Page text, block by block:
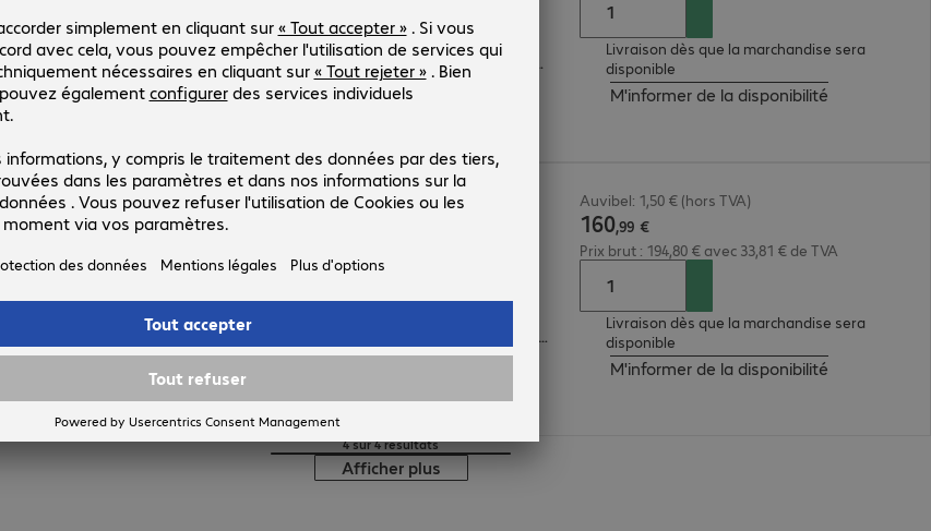
Capacité 128 Go
Connexions:1 x USB 3.2 type A
Fonctions de sécurité:
protection par mot de passe, chiffrement AES sur 256 bits
Vitesse de lecture (jusqu'à) 260 Mo/s
Livraison dès que la marchandise sera
disponible
M'informer de la disponibilité
Clé USB 32 Go Kingston IronKey D500S
Réf. produit : Réf. constructeur :
Version
Europe
Capacité:32 Go
Connexions
1 x USB 3.2 type A
Fonctions de sécurité:
Chiffrement XTS AES 256 bits, protection par mot de passe
Vitesse de lecture (jusqu'à):260 Mo/s
Auvibel: 1,50 € (hors TVA)
160,99 €
Prix brut : 194,80 € avec 33,81 € de TVA
Livraison dès que la marchandise sera
disponible
M'informer de la disponibilité
4 sur 4 résultats
Afficher plus